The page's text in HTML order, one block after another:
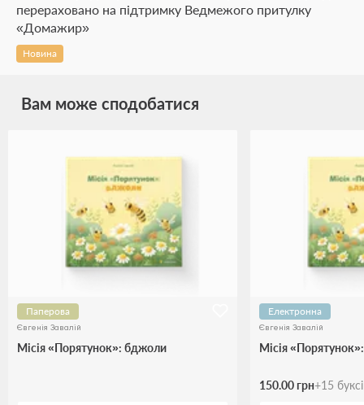
перераховано на підтримку Ведмежого притулку
«Домажир»
Новина
Вам може сподобатися
Паперова
Євгенія Завалій
Місія «Порятунок»: бджоли
Електронна
Євгенія Завалій
Місія
150.00 грн+15